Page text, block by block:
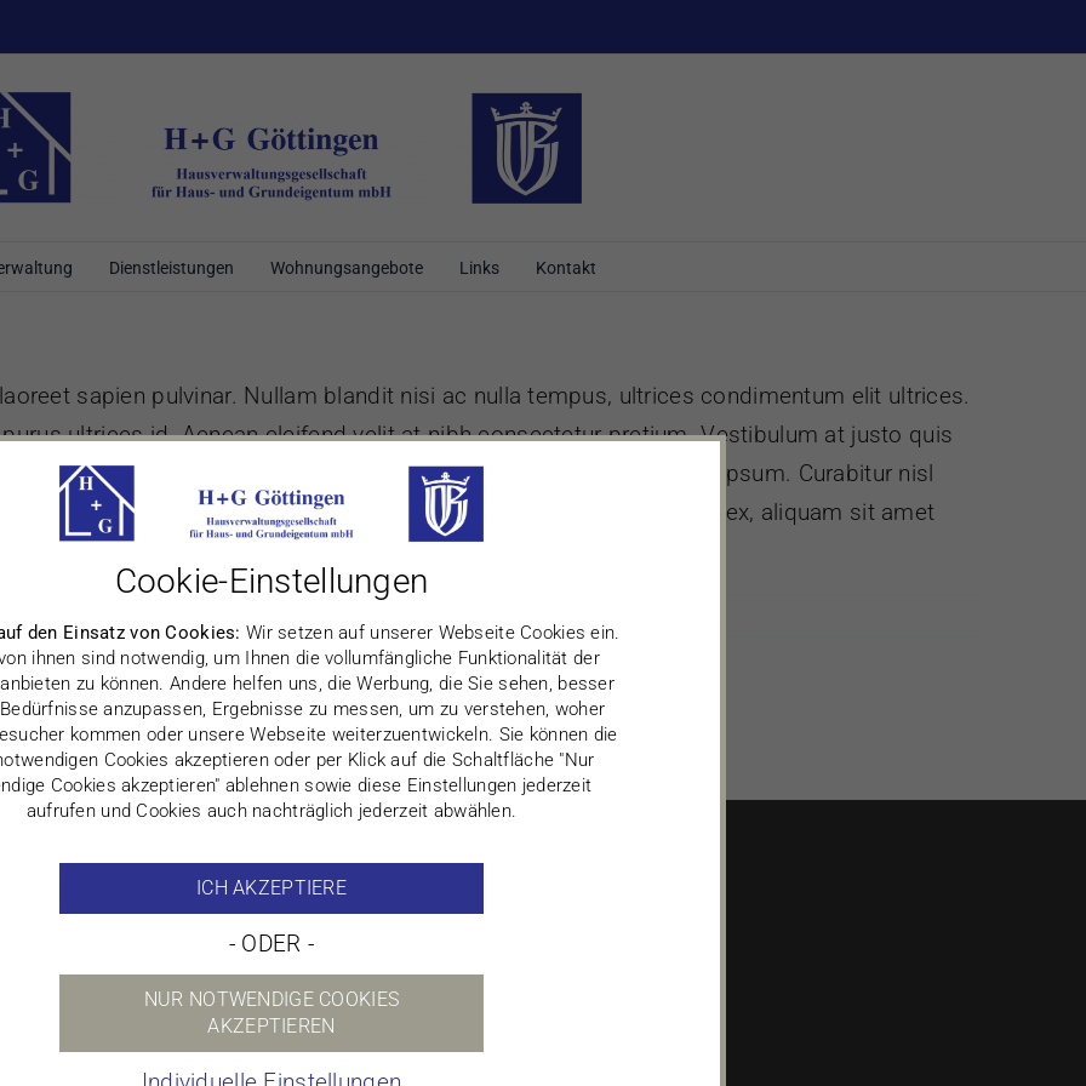
Dienstleistungen Wohnungsangebote Links Kontakt
sapien pulvinar. Nullam blandit nisi ac nulla tempus, ultrices condimentum elit ultrices.
ultrices id. Aenean eleifend velit at nibh consectetur pretium. Vestibulum at justo quis
maximus, lectus magna maximus dui, vel lobortis dui odio at ipsum. Curabitur nisl
et dolor. Mauris cursus scelerisque dui et molestie. Vivamus sapien ex, aliquam sit amet
Cookie-Einstellungen
den Einsatz von Cookies: Wir setzen auf unserer Webseite Cookies ein.
ihnen sind notwendig, um Ihnen die vollumfängliche Funktionalität der
zu können. Andere helfen uns, die Werbung, die Sie sehen, besser
anzupassen, Ergebnisse zu messen, um zu verstehen, woher
kommen oder unsere Webseite weiterzuentwickeln. Sie können die
Cookies akzeptieren oder per Klick auf die Schaltfläche "Nur
Cookies akzeptieren" ablehnen sowie diese Einstellungen jederzeit
aufrufen und Cookies auch nachträglich jederzeit abwählen.
ICH AKZEPTIERE
- ODER -
NUR NOTWENDIGE COOKIES
AKZEPTIEREN